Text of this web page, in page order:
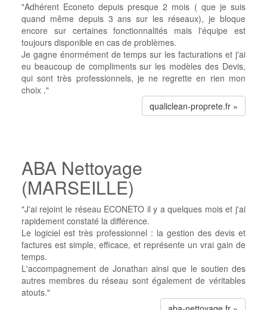
"Adhérent Econeto depuis presque 2 mois ( que je suis
quand même depuis 3 ans sur les réseaux), je bloque
encore sur certaines fonctionnalités mais l'équipe est
toujours disponible en cas de problèmes.
Je gagne énormément de temps sur les facturations et j'ai
eu beaucoup de compliments sur les modèles des Devis,
qui sont très professionnels, je ne regrette en rien mon
choix ."
qualiclean-proprete.fr »
ABA Nettoyage
(MARSEILLE)
"J'ai rejoint le réseau ECONETO il y a quelques mois et j'ai
rapidement constaté la différence.
Le logiciel est très professionnel : la gestion des devis et
factures est simple, efficace, et représente un vrai gain de
temps.
L'accompagnement de Jonathan ainsi que le soutien des
autres membres du réseau sont également de véritables
atouts."